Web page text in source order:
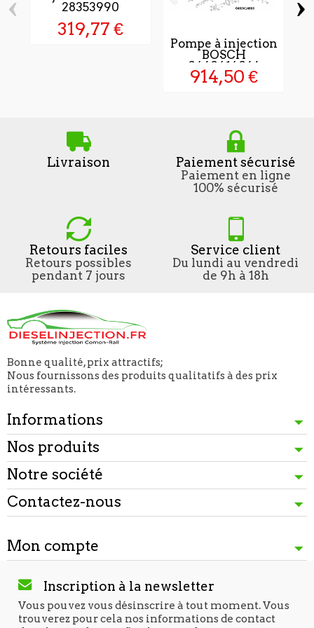
28353990
319,77 €
Pompe à injection
BOSCH
0460414066
914,50 €
Livraison Paiement sécurisé
Paiement en ligne
100% sécurisé
Retours faciles
Retours possibles
pendant 7 jours
Service client
Du lundi au vendredi
de 9h à 18h
Bonne qualité, prix attractifs;
Nous fournissons des produits qualitatifs à des prix
intéressants.
Informations
Nos produits
Notre société
Contactez-nous
Mon compte
Inscription à la newsletter
Vous pouvez vous désinscrire à tout moment. Vous
trouverez pour cela nos informations de contact